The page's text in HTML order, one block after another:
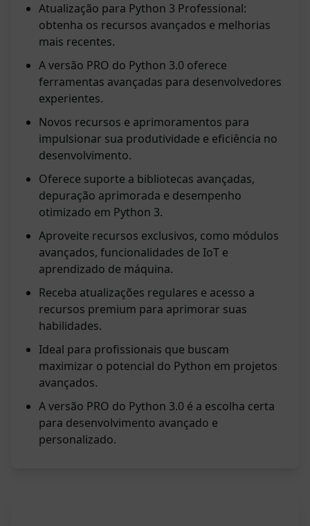
Atualização para Python 3 Professional:
obtenha os recursos avançados e melhorias
mais recentes.
A versão PRO do Python 3.0 oferece
ferramentas avançadas para desenvolvedores
experientes.
Novos recursos e aprimoramentos para
impulsionar sua produtividade e eficiência no
desenvolvimento.
Oferece suporte a bibliotecas avançadas,
depuração aprimorada e desempenho
otimizado em Python 3.
Aproveite recursos exclusivos, como módulos
avançados, funcionalidades de IoT e
aprendizado de máquina.
Receba atualizações regulares e acesso a
recursos premium para aprimorar suas
habilidades.
Ideal para profissionais que buscam
maximizar o potencial do Python em projetos
avançados.
A versão PRO do Python 3.0 é a escolha certa
para desenvolvimento avançado e
personalizado.